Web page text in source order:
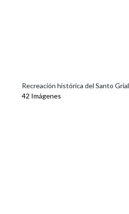
Recreación histórica del Santo Grial
42 Imágenes